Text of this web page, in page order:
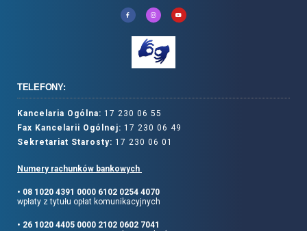
TELEFONY:
Kancelaria Ogólna: 17 230 06 55
Fax Kancelarii Ogólnej: 17 230 06 49
Sekretariat Starosty: 17 230 06 01
Numery rachunków bankowych
• 08 1020 4391 0000 6102 0254 4070
wpłaty z tytułu opłat komunikacyjnych
• 26 1020 4405 0000 2102 0602 7041